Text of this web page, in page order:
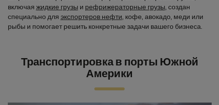
включая жидкие грузы и рефрижераторные грузы , создан
специально для экспортеров нефти , кофе, авокадо, меди или
рыбы и помогает решить конкретные задачи вашего бизнеса.
Транспортировка в порты Южной
Америки